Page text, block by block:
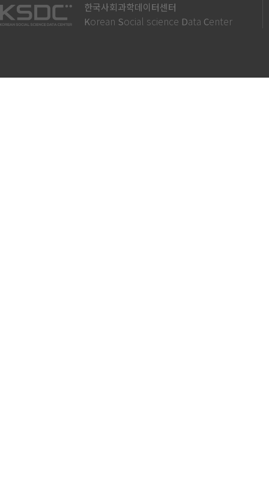
한국사회과학데이터센터
Korean Social science Data Center